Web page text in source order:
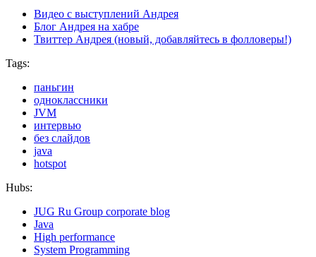
Видео с выступлений Андрея
Блог Андрея на хабре
Твиттер Андрея (новый, добавляйтесь в фолловеры!)
Tags:
паньгин
одноклассники
JVM
интервью
без слайдов
java
hotspot
Hubs:
JUG Ru Group corporate blog
Java
High performance
System Programming